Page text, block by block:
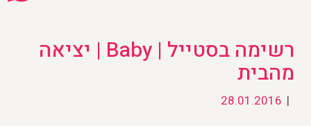
רשימה בסטייל | Baby | יציאה
מהבית
|
28.01.2016